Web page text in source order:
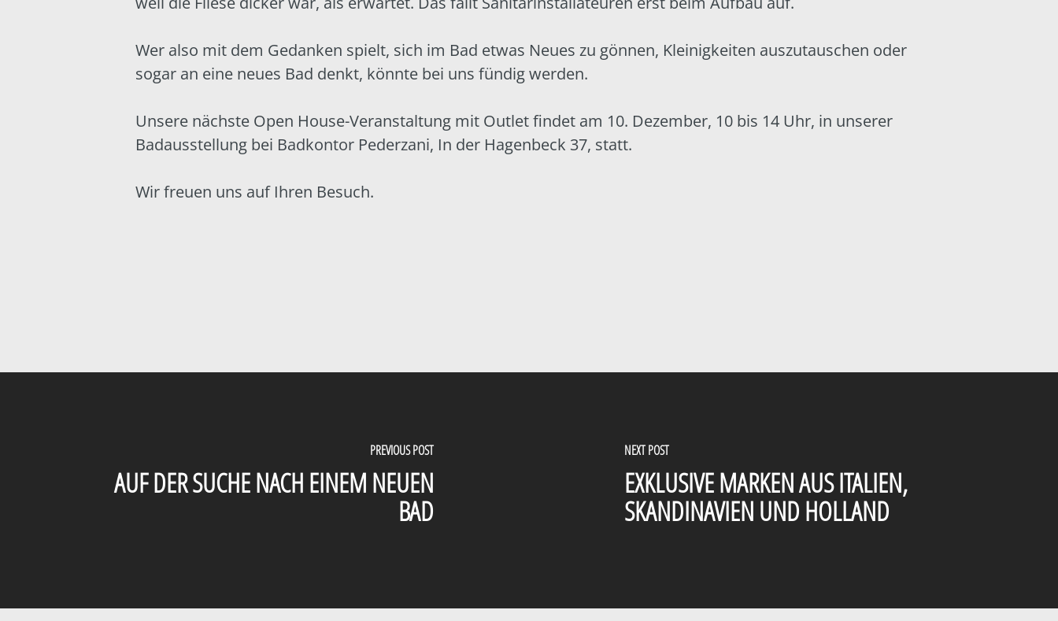
Wer also mit dem Gedanken spielt, sich im Bad etwas Neues zu gönnen, Kleinigkeiten auszutauschen oder
sogar an eine neues Bad denkt, könnte bei uns fündig werden.
Unsere nächste Open House-Veranstaltung mit Outlet findet am 10. Dezember, 10 bis 14 Uhr, in unserer
Badausstellung bei Badkontor Pederzani, In der Hagenbeck 37, statt.
Wir freuen uns auf Ihren Besuch.
PREVIOUS POST
AUF DER SUCHE NACH EINEM NEUEN
BAD
NEXT POST
EXKLUSIVE MARKEN AUS ITALIEN,
SKANDINAVIEN UND HOLLAND